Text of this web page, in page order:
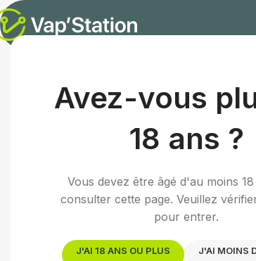
Avez-vous
18 ans ?
Vous devez être âgé d'au moins
consulter cette page. Veuillez
pour entrer.
J'AI 18 ANS OU PLUS J'AI MOINS
/E-liquides Kairen |